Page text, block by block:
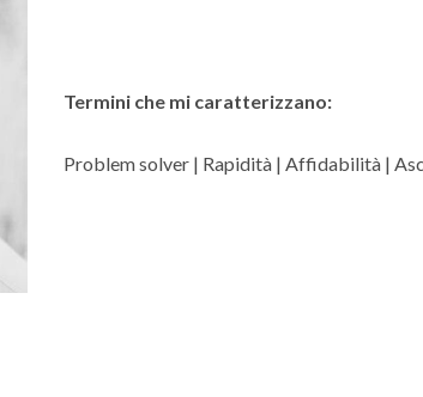
Termini che mi caratterizzano:
Problem solver | Rapidità | Affidabilità |